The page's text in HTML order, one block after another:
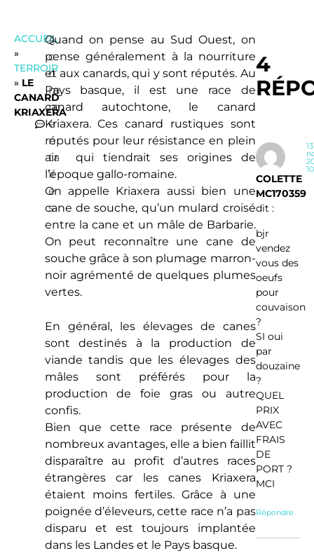
ACCUEIL
»
TERROIR
» LE
CANARD
KRIAXERA
4
c
o
m
m
e
n
ta
ir
e
s
Quand on pense au Sud Ouest, on
pense généralement à la nourriture
et aux canards, qui y sont réputés. Au
Pays basque, il est une race de
canard autochtone, le canard
Kriaxera. Ces canard rustiques sont
réputés pour leur résistance en plein
air qui tiendrait ses origines de
l’époque gallo-romaine.
On appelle Kriaxera aussi bien une
cane de souche, qu’un mulard croisé
entre la cane et un mâle de Barbarie.
On peut reconnaître une cane de
souche grâce à son plumage marron-
noir agrémenté de quelques plumes
vertes.
En général, les élevages de canes
sont destinés à la production de
viande tandis que les élevages des
mâles sont préférés pour la
production de foie gras ou autre
confis.
Bien que cette race présente de
nombreux avantages, elle a bien faillit
disparaître au profit d’autres races
étrangères car les canes Kriaxera
étaient moins fertiles. Grâce à une
poignée d’éleveurs, cette race n’a pas
disparu et est toujours implantée
dans les Landes et le Pays basque.
4
COLETTE
MC170359
dit :
13
bjr
vendez
vous des
oeufs
pour
couvaison
?
SI oui
par
douzaine
?
QUEL
PRIX
AVEC
FRAIS
DE
PORT ?
MCI
Répondre